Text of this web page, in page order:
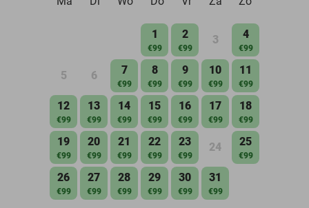
1
€99
2
€99
3 4
€99
5 6 7
€99
8
€99
9
€99
10
€99
11
€99
12
€99
13
€99
14
€99
15
€99
16
€99
17
€99
18
€99
19
€99
20
€99
21
€99
22
€99
23
€99
24 25
€99
26
€99
27
€99
28
€99
29
€99
30
€99
31
€99